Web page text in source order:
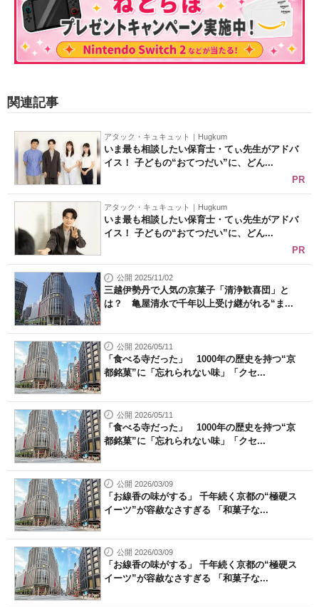
関連記事
アタック・キュキュット｜Hugkum
いま最も相談したい保育士・てぃ先生がアドバ
イス！ 子どもの“おてつだい”に、どん...
PR
アタック・キュキュット｜Hugkum
いま最も相談したい保育士・てぃ先生がアドバ
イス！ 子どもの“おてつだい”に、どん...
PR
公開 2025/11/02
三越伊勢丹で人気の京菓子「清浄歓喜団」と
は？ 亀屋清永で千年以上受け継がれる“ま...
公開 2026/05/11
「食べる寺だった」 1000年の歴史を持つ“京
都銘菓”に「忘れられない味」「クセ...
公開 2026/05/11
「食べる寺だった」 1000年の歴史を持つ“京
都銘菓”に「忘れられない味」「クセ...
公開 2026/03/09
「お線香の味がする」 千年続く京都の“極硬ス
イーツ”が容赦なさすぎる 「和菓子な...
公開 2026/03/09
「お線香の味がする」 千年続く京都の“極硬ス
イーツ”が容赦なさすぎる 「和菓子な...